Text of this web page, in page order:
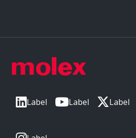
Label Label Label